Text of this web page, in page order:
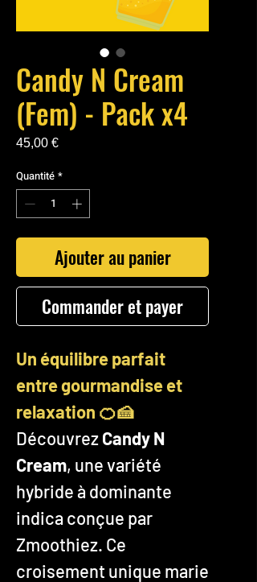
Candy N Cream
(Fem) - Pack x4
45,00 €Prix
Quantité *
Ajouter au panier
Commander et payer
Un équilibre parfait
entre gourmandise et
relaxation 🍊🍰
DécouvrezCandy N
Cream, une variété
hybride à dominante
indica conçue par
Zmoothiez. Ce
croisement unique marie